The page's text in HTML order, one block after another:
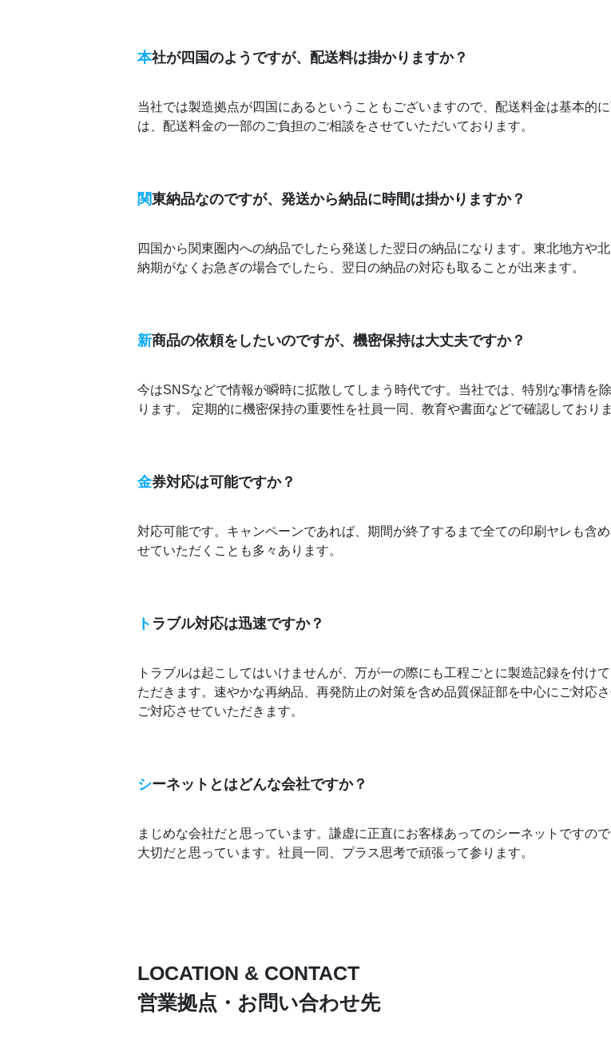
本社が四国のようですが、配送料は掛かりますか？
当社では製造拠点が四国にあるということもございますので、配送料金は基本的
は、配送料金の一部のご負担のご相談をさせていただいております。
関東納品なのですが、発送から納品に時間は掛かりますか？
四国から関東圏内への納品でしたら発送した翌日の納品になります。東北地方や
納期がなくお急ぎの場合でしたら、翌日の納品の対応も取ることが出来ます。
新商品の依頼をしたいのですが、機密保持は大丈夫ですか？
今はSNSなどで情報が瞬時に拡散してしまう時代です。当社では、特別な事情を
ります。 定期的に機密保持の重要性を社員一同、教育や書面などで確認しており
金券対応は可能ですか？
対応可能です。キャンペーンであれば、期間が終了するまで全ての印刷ヤレも含
せていただくことも多々あります。
ト ラブル対応は迅速ですか？
トラブルは起こしてはいけませんが、万が一の際にも工程ごとに製造記録を付け
ただきます。速やかな再納品、再発防止の対策を含め品質保証部を中心にご対応
ご対応させていただきます。
シーネットとはどんな会社ですか？
まじめな会社だと思っています。謙虚に正直にお客様あってのシーネットですの
大切だと思っています。社員一同、プラス思考で頑張って参ります。
LOCATION & CONTACT
営業拠点・お問い合わせ先